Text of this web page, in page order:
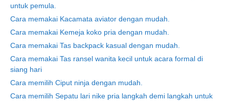
untuk pemula.
Cara memakai Kacamata aviator dengan mudah.
Cara memakai Kemeja koko pria dengan mudah.
Cara memakai Tas backpack kasual dengan mudah.
Cara memakai Tas ransel wanita kecil untuk acara formal di
siang hari
Cara memilih Ciput ninja dengan mudah.
Cara memilih Sepatu lari nike pria langkah demi langkah untuk